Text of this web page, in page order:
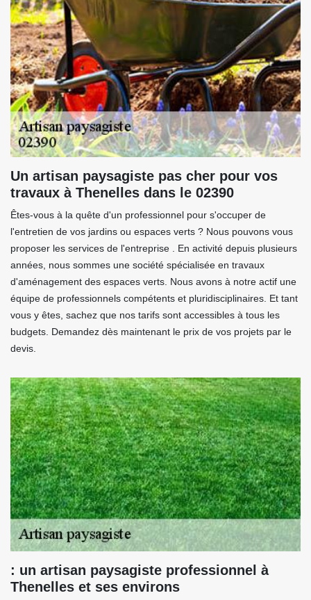
Un artisan paysagiste pas cher pour vos
travaux à Thenelles dans le 02390
Êtes-vous à la quête d'un professionnel pour s'occuper de
l'entretien de vos jardins ou espaces verts ? Nous pouvons vous
proposer les services de l'entreprise . En activité depuis plusieurs
années, nous sommes une société spécialisée en travaux
d'aménagement des espaces verts. Nous avons à notre actif une
équipe de professionnels compétents et pluridisciplinaires. Et tant
vous y êtes, sachez que nos tarifs sont accessibles à tous les
budgets. Demandez dès maintenant le prix de vos projets par le
devis.
: un artisan paysagiste professionnel à
Thenelles et ses environs